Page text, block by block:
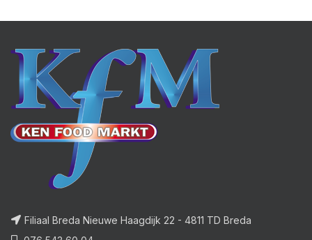
Filiaal Breda Nieuwe Haagdijk 22 - 4811 TD Breda